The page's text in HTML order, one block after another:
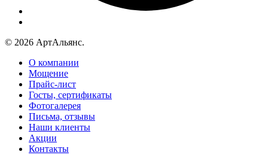
© 2026 АртАльянс.
О компании
Мощение
Прайс-лист
Госты, сертификаты
Фотогалерея
Письма, отзывы
Наши клиенты
Акции
Контакты